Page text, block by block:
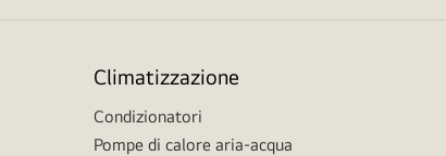
Climatizzazione
Condizionatori
Pompe di calore aria-acqua